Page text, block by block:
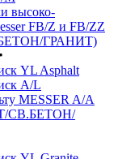
высоко-
FB/Z и FB/ZZ
ГРАНИТ)
YL Asphalt
A/L
MESSER A/A
СВ.БЕТОН/